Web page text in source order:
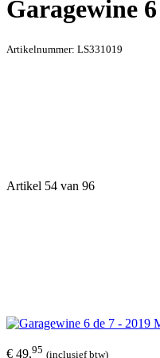
Garagewine
Artikelnummer: LS331019
Artikel 54 van 96
€ 49,95 (inclusief btw)